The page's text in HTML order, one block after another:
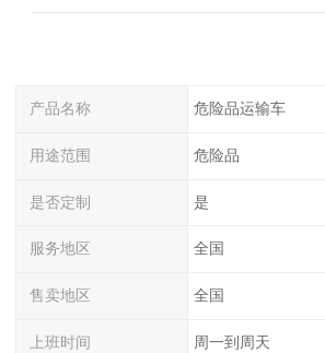
产品名称 危险品运输车
用途范围 危险品
是否定制 是
服务地区 全国
售卖地区 全国
上班时间 周一到周天